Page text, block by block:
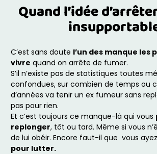
Quand l’idée
C’est sans doute l’un des manque les
vivre quand on arrête de fumer.
S’il n’existe pas de statistiques toutes
confondues, sur combien de temps ou
d’années va tenir un ex fumeur sans
pas pour rien.
Et c’est toujours ce manque-là qui vous
replonger, tôt ou tard. Même si vous
de lui obéir. Encore faut-il que vous ayez
pour lutter.